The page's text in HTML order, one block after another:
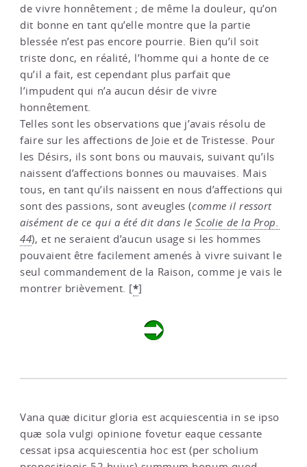
de vivre honnêtement ; de même la douleur, qu’on
dit bonne en tant qu’elle montre que la partie
blessée n’est pas encore pourrie. Bien qu’il soit
triste donc, en réalité, l’homme qui a honte de ce
qu’il a fait, est cependant plus parfait que
l’impudent qui n’a aucun désir de vivre
honnêtement.
Telles sont les observations que j’avais résolu de
faire sur les affections de Joie et de Tristesse. Pour
les Désirs, ils sont bons ou mauvais, suivant qu’ils
naissent d’affections bonnes ou mauvaises. Mais
tous, en tant qu’ils naissent en nous d’affections qui
sont des passions, sont aveugles (comme il ressort
aisément de ce qui a été dit dans le Scolie de la Prop.
44), et ne seraient d’aucun usage si les hommes
pouvaient être facilement amenés à vivre suivant le
seul commandement de la Raison, comme je vais le
montrer brièvement. [*]
Vana quæ dicitur gloria est acquiescentia in se ipso
quæ sola vulgi opinione fovetur eaque cessante
cessat ipsa acquiescentia hoc est (per scholium